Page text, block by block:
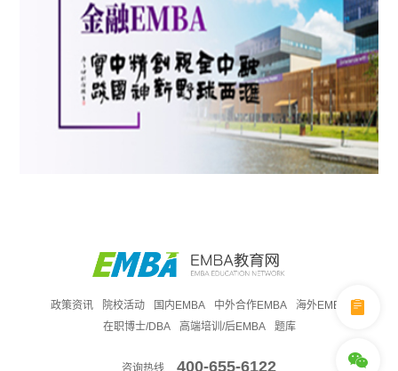
政策资讯 院校活动 国内EMBA 中外合作EMBA
海外EMBA
在职博士/DBA
高端培训/后EMBA 题库
400-655-6122